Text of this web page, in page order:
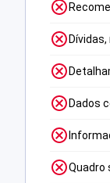
Dados
Quadro